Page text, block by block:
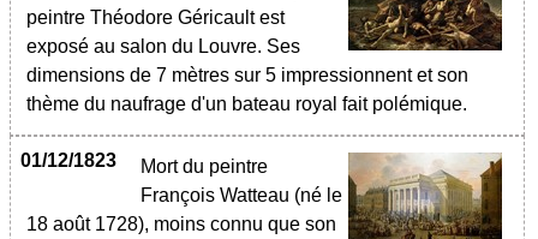
peintre Théodore Géricault est
exposé au salon du Louvre. Ses
dimensions de 7 mètres sur 5 impressionnent et son
thème du naufrage d'un bateau royal fait polémique.
01/12/1823
Mort du peintre
François Watteau (né le
18 août 1728), moins connu que son